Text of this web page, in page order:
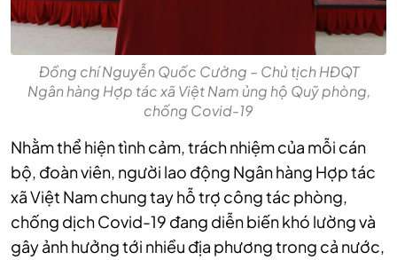
Đồng chí Nguyễn Quốc Cường – Chủ tịch HĐQT
Ngân hàng Hợp tác xã Việt Nam ủng hộ Quỹ phòng,
chống Covid-19
Nhằm thể hiện tình cảm, trách nhiệm của mỗi cán
bộ, đoàn viên, người lao động Ngân hàng Hợp tác
xã Việt Nam chung tay hỗ trợ công tác phòng,
chống dịch Covid-19 đang diễn biến khó lường và
gây ảnh hưởng tới nhiều địa phương trong cả nước,